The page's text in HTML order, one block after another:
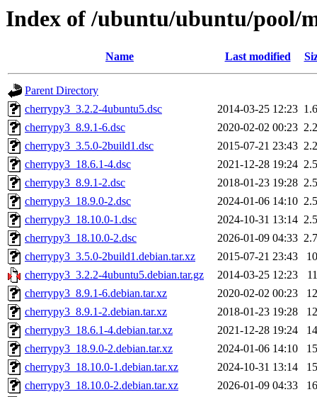
Index of /ubuntu/ubuntu/pool/
Name Last modified
Parent Directory
cherrypy3_3.2.2-4ubuntu5.dsc
2014-03-25 12:23
cherrypy3_8.9.1-6.dsc
2020-02-02 00:23
cherrypy3_3.5.0-2build1.dsc
2015-07-21 23:43
cherrypy3_18.6.1-4.dsc
2021-12-28 19:24
cherrypy3_8.9.1-2.dsc
2018-01-23 19:28
cherrypy3_18.9.0-2.dsc
2024-01-06 14:10
cherrypy3_18.10.0-1.dsc
2024-10-31 13:14
cherrypy3_18.10.0-2.dsc
2026-01-09 04:33
cherrypy3_3.5.0-2build1.debian.tar.xz
2015-07-21 23:43
cherrypy3_3.2.2-4ubuntu5.debian.tar.gz
2014-03-25 12:23
cherrypy3_8.9.1-6.debian.tar.xz
2020-02-02 00:23
cherrypy3_8.9.1-2.debian.tar.xz
2018-01-23 19:28
cherrypy3_18.6.1-4.debian.tar.xz
2021-12-28 19:24
cherrypy3_18.9.0-2.debian.tar.xz
2024-01-06 14:10
cherrypy3_18.10.0-1.debian.tar.xz
2024-10-31 13:14
cherrypy3_18.10.0-2.debian.tar.xz
2026-01-09 04:33